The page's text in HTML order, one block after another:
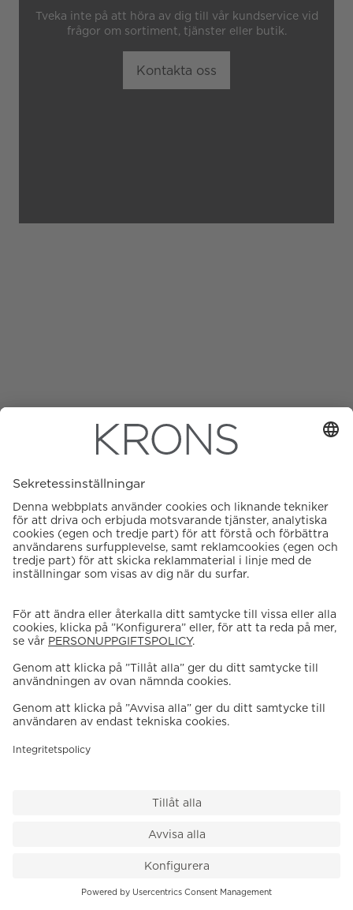
Tveka inte på att höra av dig till vår kundservice vid
frågor om sortiment, tjänster eller butik.
Kontakta oss